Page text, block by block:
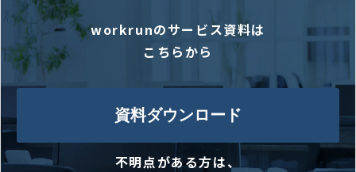
workrunのサービス資料は
こちらから
資料ダウンロード
不明点がある方は、